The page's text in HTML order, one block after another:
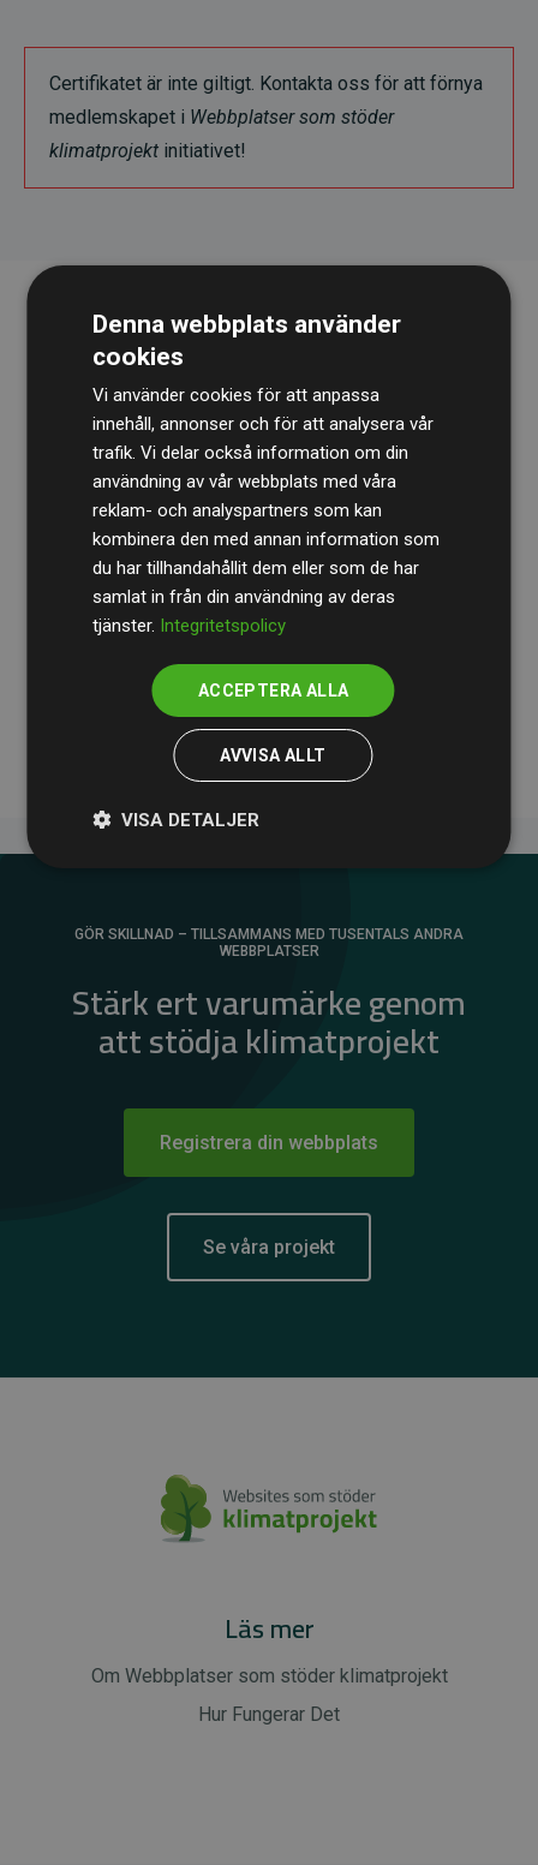
Certifikatet är inte giltigt. Kontakta oss för att förnya
medlemskapet i Webbplatser som stöder
klimatprojekt initiativet!
RevisionsbyrånBDOgranskar kontinuerligt våra
beräkningar och vår metod för att säkerställa
transparens och tillförlitlighet.
Deras granskning visar att våra investeringar i
klimatprojekt i genomsnitt kompenserar för
de beräknade CO₂-utsläppenfrån
medlemswebbplatser – ett tydligt bevis på att vårt
arbetssätt ger mätbar klimatnytta.
GÖR SKILLNAD – TILLSAMMANS MED TUSENTALS ANDRA
WEBBPLATSER
Stärk ert varumärke genom
att stödja klimatprojekt
Registrera din webbplats
Se våra projekt
Läs mer
Om Webbplatser som stöder klimatprojekt
Hur Fungerar Det
Denna webbplats använder
cookies
Vi använder cookies för att anpassa
innehåll, annonser och för att analysera vår
trafik. Vi delar också information om din
användning av vår webbplats med våra
reklam- och analyspartners som kan
kombinera den med annan information som
du har tillhandahållit dem eller som de har
samlat in från din användning av deras
tjänster. Integritetspolicy
ACCEPTERA ALLA
AVVISA ALLT
VISA DETALJER